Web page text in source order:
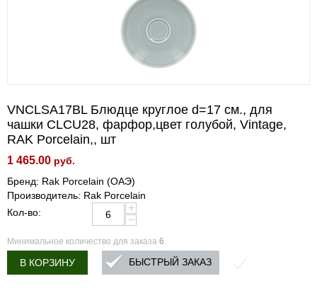
VNCLSA17BL Блюдце круглое d=17 см., для
чашки CLCU28, фарфор,цвет голубой, Vintage,
RAK Porcelain,, шт
1 465.00 руб.
Бренд: Rak Porcelain (ОАЭ)
Производитель: Rak Porcelain
Кол-во:
+
−
Минимальное количество для заказа 6.
В КОРЗИНУ БЫСТРЫЙ ЗАКАЗ